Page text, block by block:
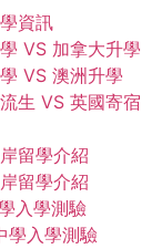
資訊
VS 加拿大升學
VS 澳洲升學
生 VS 英國寄宿
留學介紹
留學介紹
入學測驗
學入學測驗